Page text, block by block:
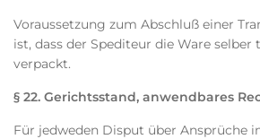
Voraussetzung zum Abschluß einer
ist, dass der Spediteur die Ware
verpackt.
§ 22. Gerichtsstand, anwendbares
Für jedweden Disput über Ansprüche